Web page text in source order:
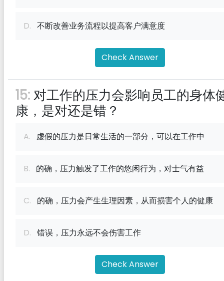
D. 不断改善业务流程以提高客户满意度
Check Answer
15:对工作的压力会影响员工的身体
康，是对还是错？
A. 虚假的压力是日常生活的一部分，可以在工作中
B. 的确，压力触发了工作的悠闲行为，对士气有益
C. 的确，压力会产生生理因素，从而损害个人的健康
D. 错误，压力永远不会伤害工作
Check Answer